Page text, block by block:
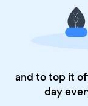
and to top it
day